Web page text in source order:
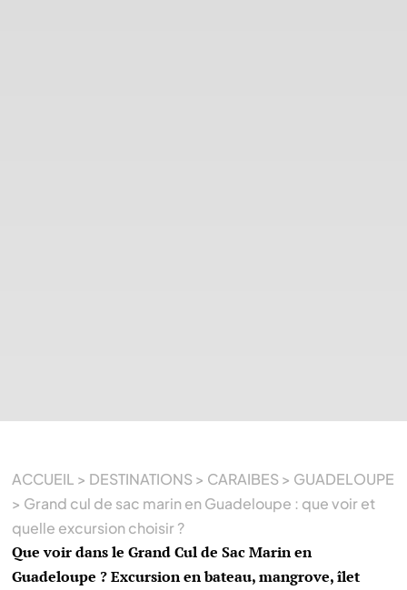
ACCUEIL > DESTINATIONS> CARAIBES> GUADELOUPE
> Grand cul de sac marin en Guadeloupe : que voir et
quelle excursion choisir ?
Que voir dans le Grand Cul de Sac Marin en
Guadeloupe ? Excursion en bateau, mangrove, îlet